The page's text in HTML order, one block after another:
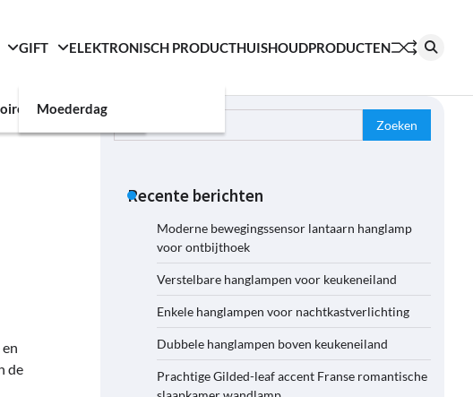
GIFT
Moederdag
ELEKTRONISCH PRODUCTHUISHOUDPRODUCTEN
de
naar:
Recente berichten
Moderne bewegingssensor lantaarn hanglamp
voor ontbijthoek
Verstelbare hanglampen voor keukeneiland
Enkele hanglampen voor nachtkastverlichting
Dubbele hanglampen boven keukeneiland
Prachtige Gilded-leaf accent Franse romantische